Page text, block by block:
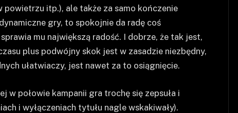
itp.), ale także za samo kończenie
gry, to spokojnie da radę coś
mu największą radość. I dobrze, że tak jest,
plus podwójny skok jest w zasadzie niezbędny,
ułatwiaczy, jest nawet za to osiągnięcie.
w połowie kampanii gra trochę się zepsuła i
i wyłączeniach tytułu nagle wskakiwały).